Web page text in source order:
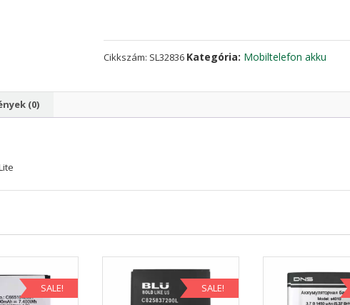
Cikkszám: SL32836 Kategória: Mobiltelefon akku
(0)
SALE! SALE!